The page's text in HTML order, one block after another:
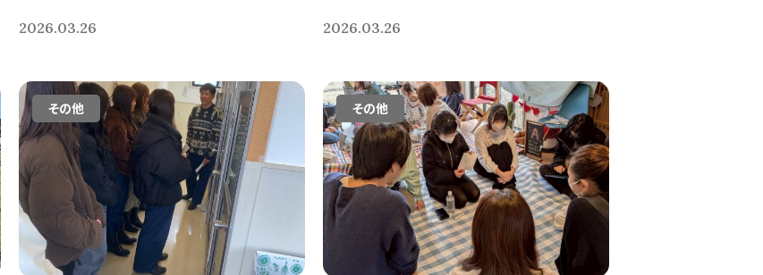
2026.03.26 2026.03.26
その他 その他